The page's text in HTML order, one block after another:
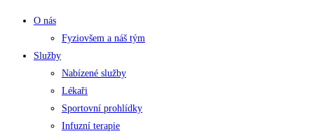
O nás
Fyziovšem a náš tým
Služby
Nabízené služby
Lékaři
Sportovní prohlídky
Infuzní terapie